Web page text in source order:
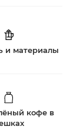
и материалы
кофе в